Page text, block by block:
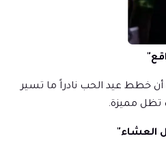
أن خطط عيد الحب نادراً ما تسير
تظل مميزة.